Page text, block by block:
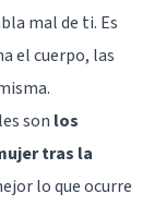
mal de ti. Es
el cuerpo, las
son los
tras la
lo que ocurre